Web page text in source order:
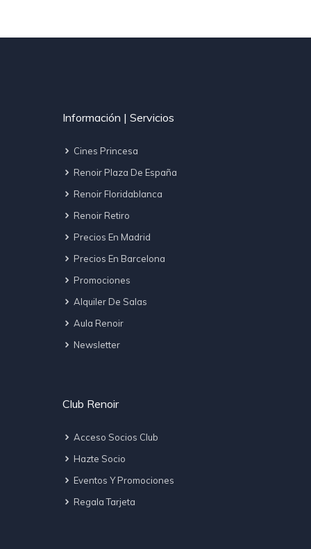
Información | Servicios
Cines Princesa
Renoir Plaza De España
Renoir Floridablanca
Renoir Retiro
Precios En Madrid
Precios En Barcelona
Promociones
Alquiler De Salas
Aula Renoir
Newsletter
Club Renoir
Acceso Socios Club
Hazte Socio
Eventos Y Promociones
Regala Tarjeta